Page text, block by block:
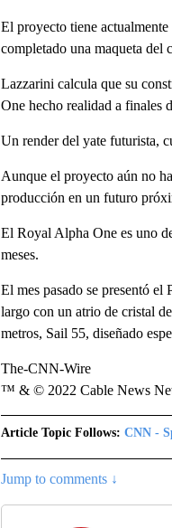
El proyecto tiene
completado una maqueta del
Lazzarini calcula que su
One hecho realidad a finales
Un render del yate futurista,
Aunque el proyecto aún no
producción en un futuro
El Royal Alpha One es uno
meses.
El mes pasado se presentó
largo con un atrio de cristal
metros, Sail 55, diseñado
The-CNN-Wire
™ & © 2022 Cable News
Article Topic Follows: CNN -
Jump to comments ↓